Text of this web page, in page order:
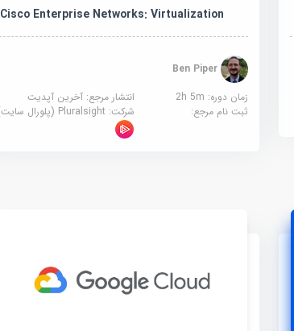
Cisco Enterprise Networks: Virtualization
Ben Piper
زمان دوره: 2h 5m
انتشار مرجع: آخرین آپدیت
ثبت نام مرجع:
شرکت: Pluralsight (پلورال سایت)